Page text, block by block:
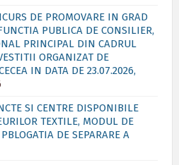
DE PROMOVARE IN GRAD
PUBLICA DE CONSILIER,
PRINCIPAL DIN CADRUL
ORGANIZAT DE
IN DATA DE 23.07.2026,
SI CENTRE DISPONIBILE
TEXTILE, MODUL DE
DE SEPARARE A